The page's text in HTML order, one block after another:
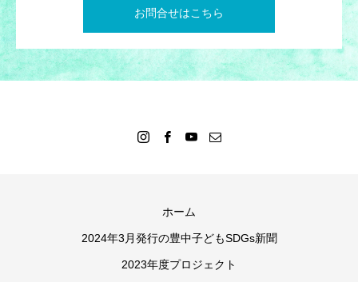
お問合せはこちら
ホーム
2024年3月発行の豊中子どもSDGs新聞
2023年度プロジェクト